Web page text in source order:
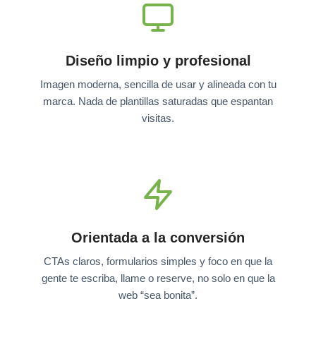
Diseño limpio y profesional
Imagen moderna, sencilla de usar y alineada con tu
marca. Nada de plantillas saturadas que espantan
visitas.
Orientada a la conversión
CTAs claros, formularios simples y foco en que la
gente te escriba, llame o reserve, no solo en que la
web “sea bonita”.